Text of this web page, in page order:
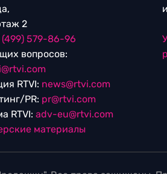
2
(499) 579-86-96
вопросов:
RTVI: news@rtvi.com
PR: pr@rtvi.com
RTVI: adv-eu@rtvi.com
материалы
и